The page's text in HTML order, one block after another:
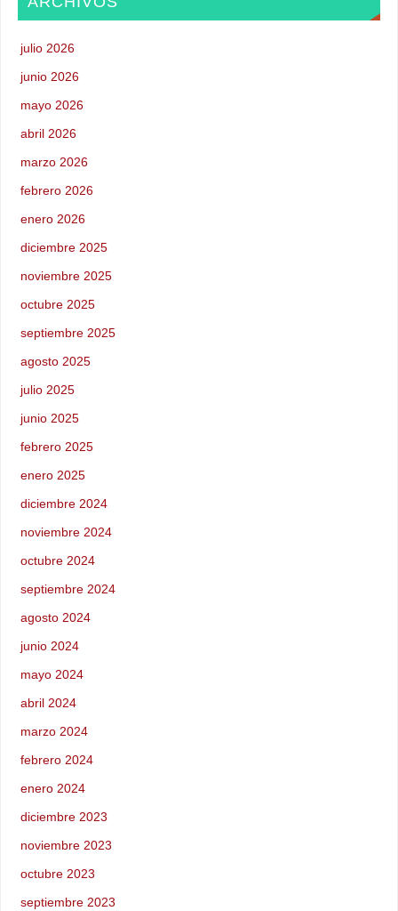
julio 2026
junio 2026
mayo 2026
abril 2026
marzo 2026
febrero 2026
enero 2026
diciembre 2025
noviembre 2025
octubre 2025
septiembre 2025
agosto 2025
julio 2025
junio 2025
febrero 2025
enero 2025
diciembre 2024
noviembre 2024
octubre 2024
septiembre 2024
agosto 2024
junio 2024
mayo 2024
abril 2024
marzo 2024
febrero 2024
enero 2024
diciembre 2023
noviembre 2023
octubre 2023
septiembre 2023